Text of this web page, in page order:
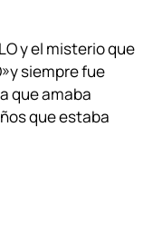
y el misterio que
siempre fue
que amaba
que estaba